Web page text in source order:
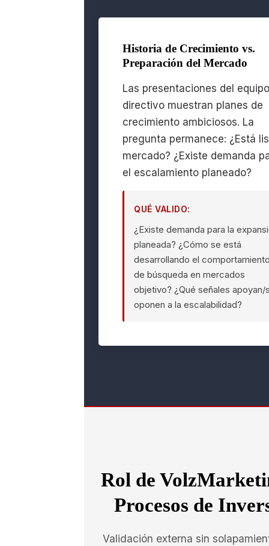
Historia de Crecimiento vs.
Preparación del Mercado
Las presentaciones del equipo
directivo muestran planes de
crecimiento ambiciosos. La
pregunta permanece: ¿Está
mercado? ¿Existe demanda
el escalamiento planeado?
QUÉ VALIDO:
¿Existe demanda para la
planeada? ¿Cómo se está
desarrollando el
de búsqueda en mercados
objetivo? ¿Qué señales apoyan/
oponen a la escalabilidad?
Rol de
Procesos de
Validación externa sin